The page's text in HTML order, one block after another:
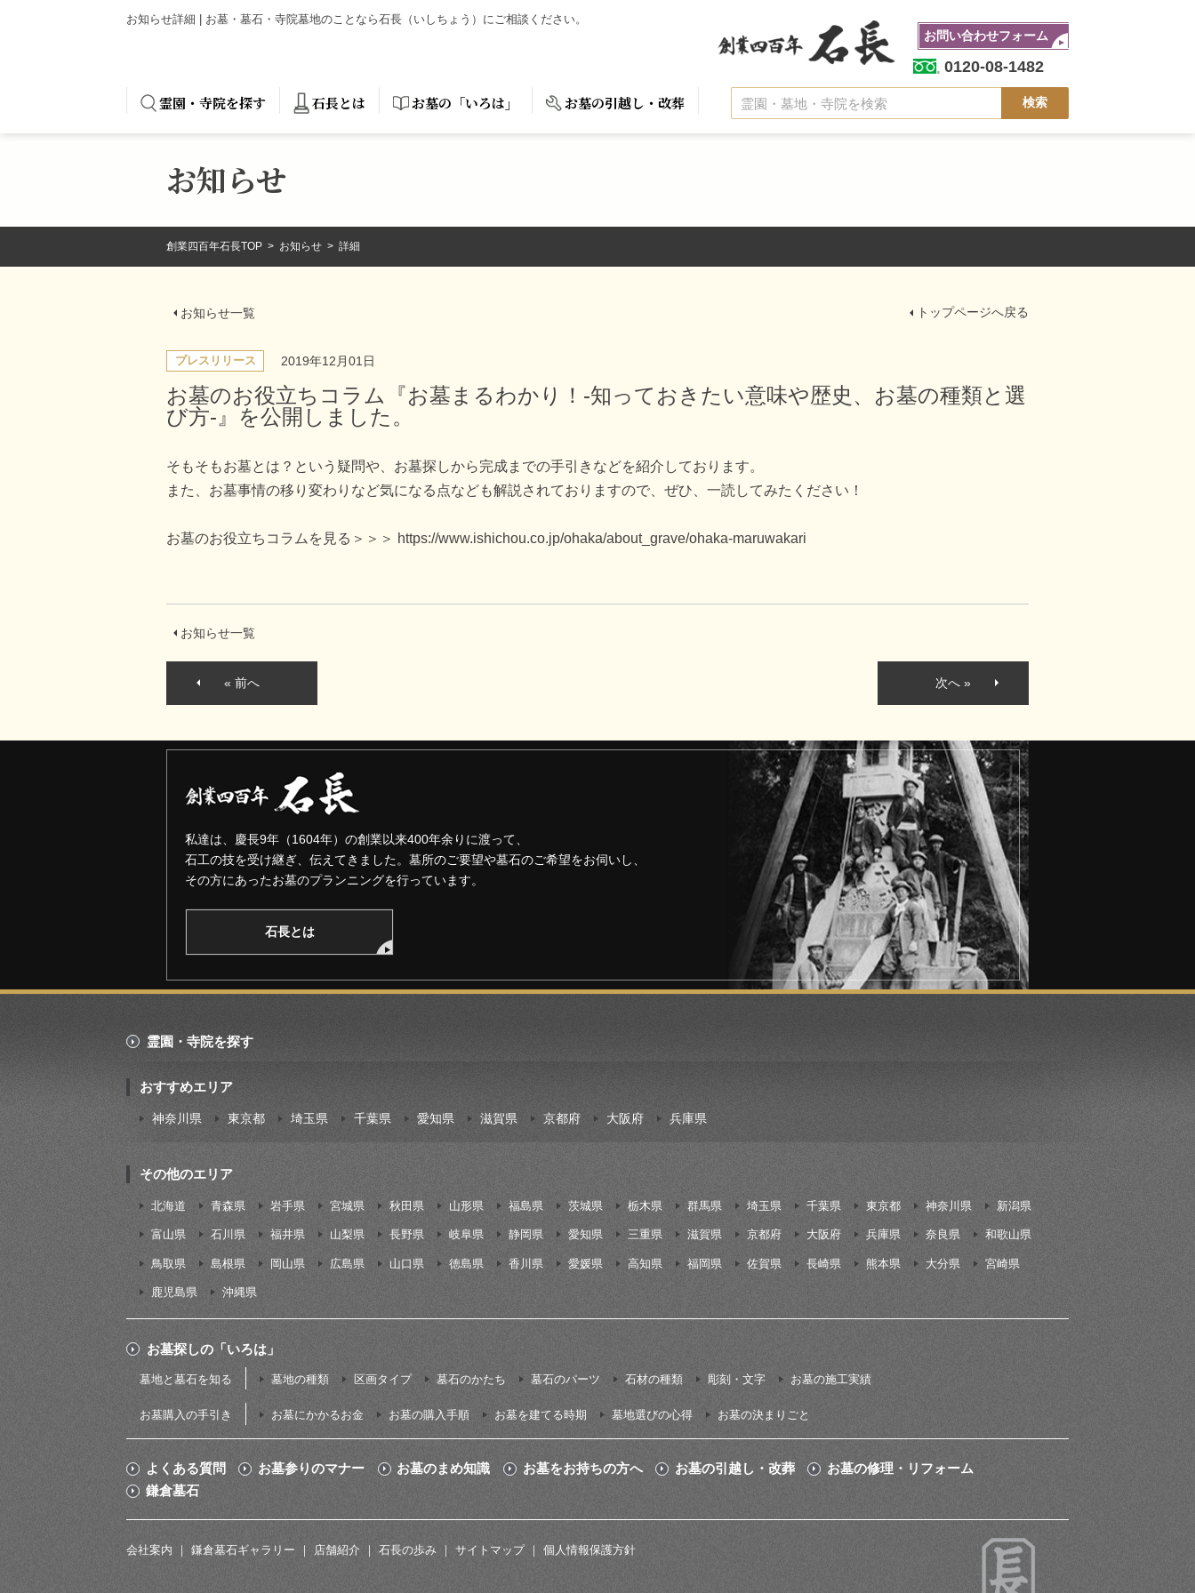
お知らせ詳細 | お墓・墓石・寺院墓地のことなら石長（いしちょう）にご相談ください。
霊園・寺院を探す 石長とは お墓の「いろは」 お墓の引越し・改葬
お問い合わせフォーム
0120-08-1482
お知らせ
創業四百年石長TOP お知らせ 詳細
お知らせ一覧 トップページへ戻る
プレスリリース 2019年12月01日
お墓のお役立ちコラム『お墓まるわかり！-知っておきたい意味や歴史、お墓の種類と選
び方-』を公開しました。
そもそもお墓とは？という疑問や、お墓探しから完成までの手引きなどを紹介しております。
また、お墓事情の移り変わりなど気になる点なども解説されておりますので、ぜひ、一読してみたください！
お墓のお役立ちコラムを見る＞＞＞ https://www.ishichou.co.jp/ohaka/about_grave/ohaka-maruwakari
お知らせ一覧
« 前へ 次へ »
私達は、慶長9年（1604年）の創業以来400年余りに渡って、
石工の技を受け継ぎ、伝えてきました。墓所のご要望や墓石のご希望をお伺いし、
その方にあったお墓のプランニングを行っています。
石長とは
霊園・寺院を探す
おすすめエリア
神奈川県 東京都 埼玉県 千葉県 愛知県 滋賀県 京都府 大阪府 兵庫県
その他のエリア
北海道 青森県 岩手県 宮城県 秋田県 山形県 福島県 茨城県 栃木県 群馬県 埼玉県 千葉県 東京都 神奈川県 新潟県
富山県 石川県 福井県 山梨県 長野県 岐阜県 静岡県 愛知県 三重県 滋賀県 京都府 大阪府 兵庫県 奈良県 和歌山県
鳥取県 島根県 岡山県 広島県 山口県 徳島県 香川県 愛媛県 高知県 福岡県 佐賀県 長崎県 熊本県 大分県 宮崎県
鹿児島県 沖縄県
お墓探しの「いろは」
墓地と墓石を知る 墓地の種類 区画タイプ 墓石のかたち 墓石のパーツ 石材の種類 彫刻・文字 お墓の施工実績
お墓購入の手引き お墓にかかるお金 お墓の購入手順 お墓を建てる時期 墓地選びの心得 お墓の決まりごと
よくある質問 お墓参りのマナー お墓のまめ知識 お墓をお持ちの方へ お墓の引越し・改葬
お墓の修理・リフォーム
鎌倉墓石
会社案内 鎌倉墓石ギャラリー 店舗紹介 石長の歩み サイトマップ 個人情報保護方針